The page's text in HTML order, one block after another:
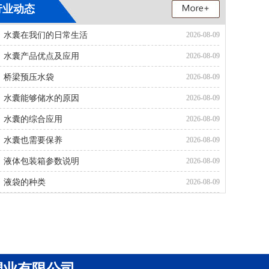
业动态
水囊在我们的日常生活 2026-08-09
水囊产品优点及应用 2026-08-09
桥梁预压水袋 2026-08-09
水囊能够储水的原因 2026-08-09
水囊的综合应用 2026-08-09
水囊也需要保养 2026-08-09
液体包装箱参数说明 2026-08-09
液袋的种类 2026-08-09